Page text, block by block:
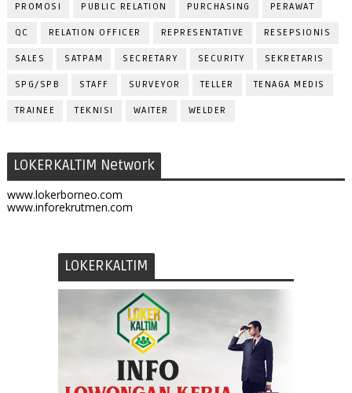
PROMOSI PUBLIC RELATION PURCHASING PERAWAT
QC RELATION OFFICER REPRESENTATIVE RESEPSIONIS
SALES SATPAM SECRETARY SECURITY SEKRETARIS
SPG/SPB STAFF SURVEYOR TELLER TENAGA MEDIS
TRAINEE TEKNISI WAITER WELDER
LOKERKALTIM Network
www.lokerborneo.com
www.inforekrutmen.com
LOKERKALTIM